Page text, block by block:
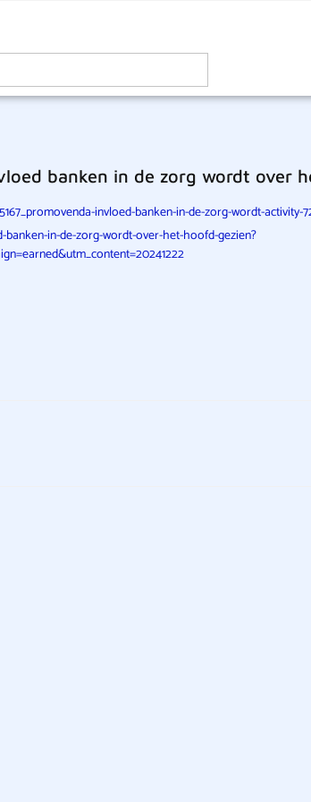
banken in de zorg wordt over
invloed-banken-in-de-zorg-wordt-activity-
in-de-zorg-wordt-over-het-hoofd-gezien?